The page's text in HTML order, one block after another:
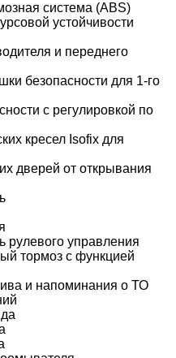
система (ABS)
устойчивости
и переднего
безопасности для 1-го
с регулировкой по
кресел Isofix для
дверей от открывания
рулевого управления
тормоз с функцией
и напоминания о ТО